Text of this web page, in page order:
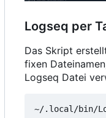
Logseq per
Das Skript
fixen
Logseq Datei